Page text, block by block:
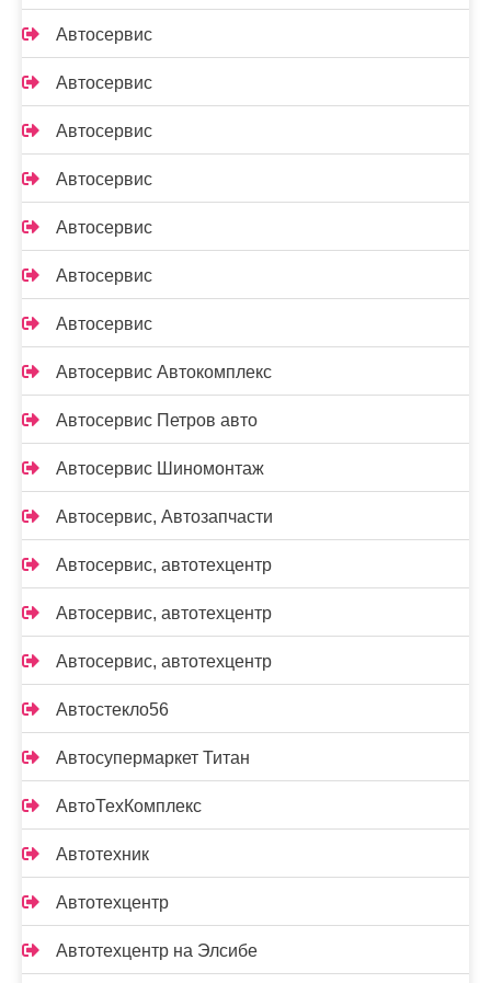
Автосервис
Автосервис
Автосервис
Автосервис
Автосервис
Автосервис
Автосервис
Автосервис Автокомплекс
Автосервис Петров авто
Автосервис Шиномонтаж
Автосервис, Автозапчасти
Автосервис, автотехцентр
Автосервис, автотехцентр
Автосервис, автотехцентр
Автостекло56
Автосупермаркет Титан
АвтоТехКомплекс
Автотехник
Автотехцентр
Автотехцентр на Элсибе